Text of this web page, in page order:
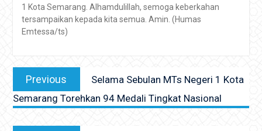
1 Kota Semarang. Alhamdulillah, semoga keberkahan
tersampaikan kepada kita semua. Amin. (Humas
Emtessa/ts)
Navigasi
posPrevious
post:
Selama Sebulan MTs Negeri 1 Kota
Semarang Torehkan 94 Medali Tingkat Nasional